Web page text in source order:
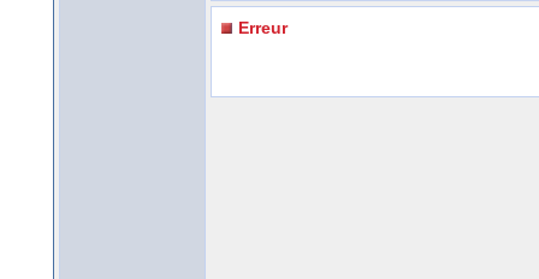
Erreur